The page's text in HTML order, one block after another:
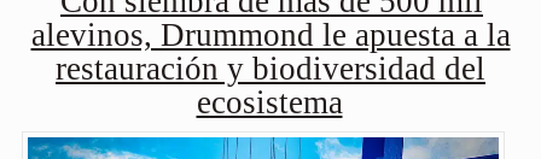
alevinos, Drummond le apuesta a la
restauración y biodiversidad del
ecosistema